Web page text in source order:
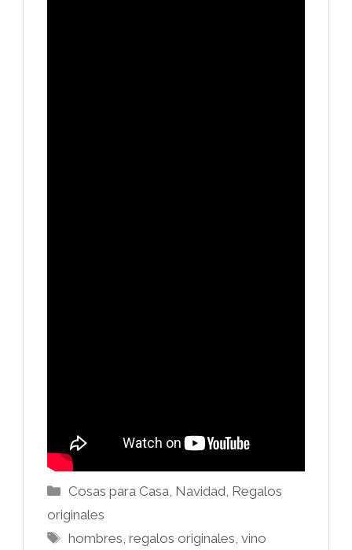
Categorías
Cosas para Casa, Navidad, Regalos
originales
Etiquetas
hombres,regalos originales,vino